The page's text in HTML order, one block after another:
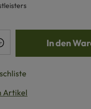
Gib den
In den
Artikel